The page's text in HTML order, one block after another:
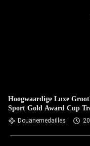
Hoogwaardige Luxe
Sport Gold Award Cup
Douanemedailles